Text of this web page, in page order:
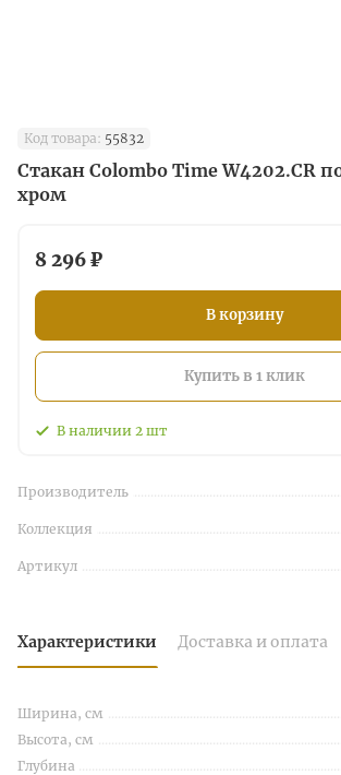
Код товара: 55832
Стакан Colombo Time W4202.CR
хром
8 296 ₽
В корзину
Купить в 1 клик
В наличии 2 шт
Производитель
Коллекция
Артикул
Характеристики Доставка и оплата
Ширина, см
Высота, см
Глубина